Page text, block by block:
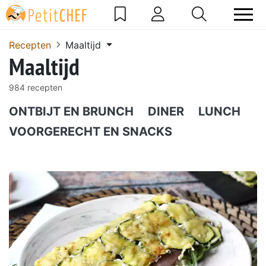
Recepten Maaltijd
Maaltijd
984 recepten
ONTBIJT EN BRUNCH DINER
LUNCH
VOORGERECHT EN SNACKS